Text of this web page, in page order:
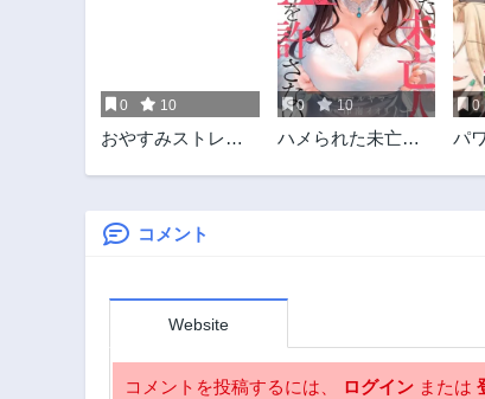
0 10
おやすみストレイ
0 10
ハメられた未亡人
0
パ
ク
コメント
Website
コメントを投稿するには、 ログイン または